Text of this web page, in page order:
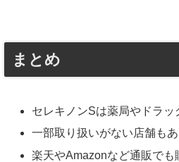
まとめ
セレキノンSは薬局やドラッ
一部取り扱いがない店舗もあ
楽天やAmazonなど通販でも